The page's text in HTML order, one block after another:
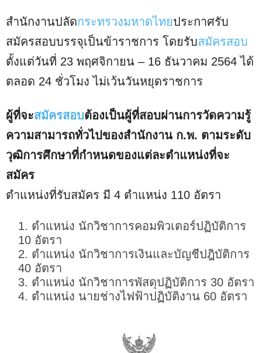
สำนักงานปลัดกระทรวงมหาดไทยประกาศรับ
สมัครสอบบรรจุเป็นข้าราชการ โดยรับสมัครสอบ
ตั้งแต่วันที่ 23 พฤศจิกายน – 16 ธันวาคม 2564 ได้
ตลอด 24 ชั่วโมง ไม่เว้นวันหยุดราชการ
ผู้ที่จะสมัครสอบต้องเป็นผู้ที่สอบผ่านการวัดความรู้
ความสามารถทั่วไปของสำนักงาน ก.พ. ตามระดับ
วุฒิการศึกษาที่กำหนดของแต่ละตำแหน่งที่จะ
สมัคร
ตำแหน่งที่รับสมัคร มี 4 ตำแหน่ง 110 อัตรา
ตำแหน่ง นักวิชาการคอมพิวเตอร์ปฏิบัติการ
10 อัตรา
ตำแหน่ง นักวิชาการเงินและบัญชีปฎิบัติการ
40 อัตรา
ตำแหน่ง นักวิชาการพัสดุปฏิบัติการ 30 อัตรา
ตำแหน่ง นายช่างไฟฟ้าปฏิบัติงาน 60 อัตรา